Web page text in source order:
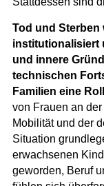
Tod und
institutionalisiert
und innere
technischen
Familien eine
von Frauen an
Mobilität und der
Situation
erwachsenen
geworden, Beruf